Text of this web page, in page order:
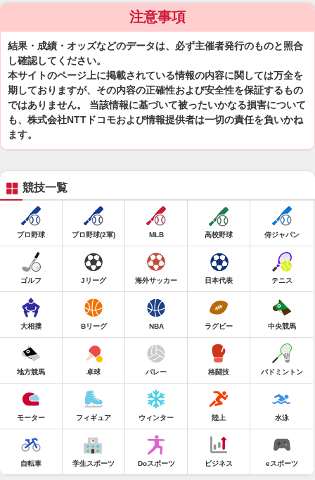
注意事項
結果・成績・オッズなどのデータは、必ず主催者発行のものと照合
し確認してください。
本サイトのページ上に掲載されている情報の内容に関しては万全を
期しておりますが、その内容の正確性および安全性を保証するもの
ではありません。 当該情報に基づいて被ったいかなる損害について
も、株式会社NTTドコモおよび情報提供者は一切の責任を負いかね
ます。
競技一覧
プロ野球 プロ野球(2軍) MLB 高校野球 侍ジャパン
ゴルフ Jリーグ 海外サッカー 日本代表 テニス
大相撲 Bリーグ NBA ラグビー 中央競馬
地方競馬 卓球 バレー 格闘技 バドミントン
モーター フィギュア ウィンター 陸上 水泳
自転車 学生スポーツ Doスポーツ ビジネス eスポーツ